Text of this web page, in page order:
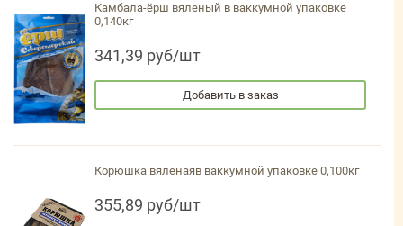
Камбала-ёрш вяленый в ваккумной упаковке
0,140кг
341,39 руб/шт
Добавить в заказ
Корюшка вяленаяв ваккумной упаковке 0,100кг
355,89 руб/шт